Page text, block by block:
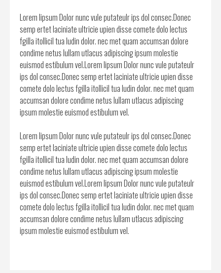
Lorem lipsum Dolor nunc vule putateulr ips dol consec.Donec
semp ertet laciniate ultricie upien disse comete dolo lectus
fgilla itollicil tua ludin dolor. nec met quam accumsan dolore
condime netus lullam utlacus adipiscing ipsum molestie
euismod estibulum vel.Lorem lipsum Dolor nunc vule putateulr
ips dol consec.Donec semp ertet laciniate ultricie upien disse
comete dolo lectus fgilla itollicil tua ludin dolor. nec met quam
accumsan dolore condime netus lullam utlacus adipiscing
ipsum molestie euismod estibulum vel.
Lorem lipsum Dolor nunc vule putateulr ips dol consec.Donec
semp ertet laciniate ultricie upien disse comete dolo lectus
fgilla itollicil tua ludin dolor. nec met quam accumsan dolore
condime netus lullam utlacus adipiscing ipsum molestie
euismod estibulum vel.Lorem lipsum Dolor nunc vule putateulr
ips dol consec.Donec semp ertet laciniate ultricie upien disse
comete dolo lectus fgilla itollicil tua ludin dolor. nec met quam
accumsan dolore condime netus lullam utlacus adipiscing
ipsum molestie euismod estibulum vel.